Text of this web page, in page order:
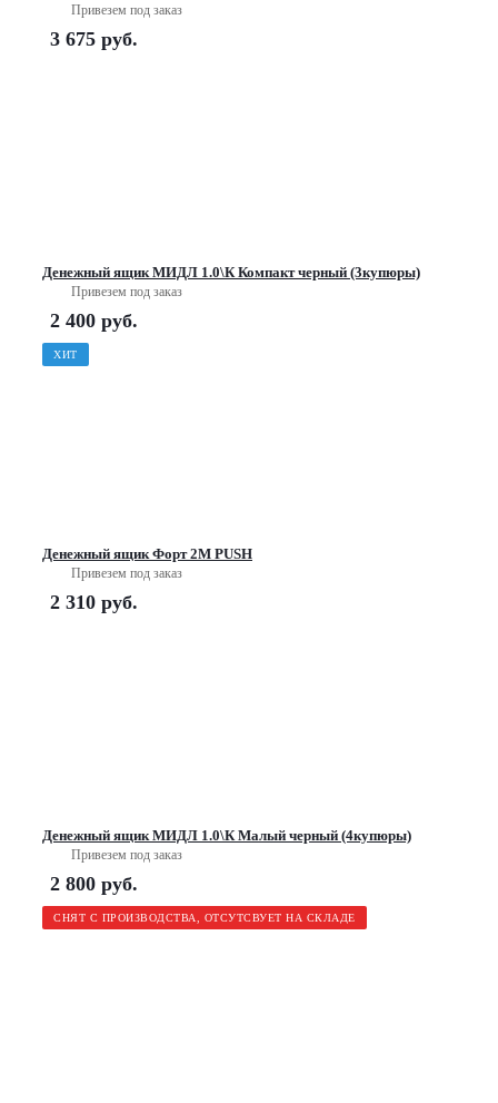
Привезем под заказ
3 675 руб.
Денежный ящик МИДЛ 1.0\К Компакт черный (3купюры)
Привезем под заказ
2 400 руб.
ХИТ
Денежный ящик Форт 2М PUSH
Привезем под заказ
2 310 руб.
Денежный ящик МИДЛ 1.0\К Малый черный (4купюры)
Привезем под заказ
2 800 руб.
СНЯТ С ПРОИЗВОДСТВА, ОТСУТСВУЕТ НА СКЛАДЕ